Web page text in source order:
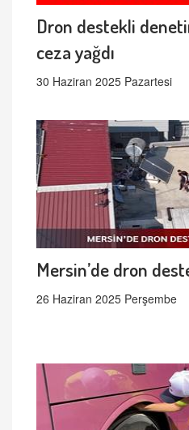
Dron destekli
ceza yağdı
30 Haziran 2025 Pazartesi
Mersin’de dron
26 Haziran 2025 Perşembe